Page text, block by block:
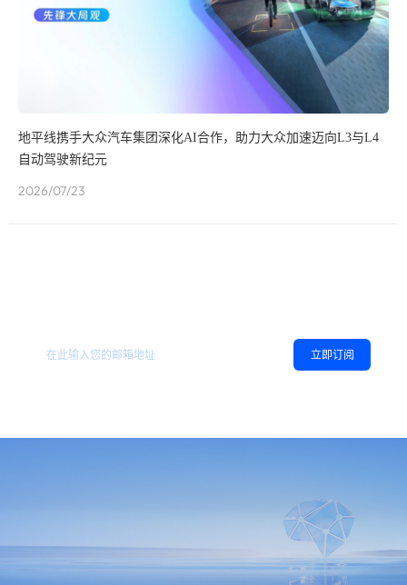
地平线携手大众汽车集团深化AI合作，助力大众加速迈向L3与L4
自动驾驶新纪元
2026/07/23
立即订阅